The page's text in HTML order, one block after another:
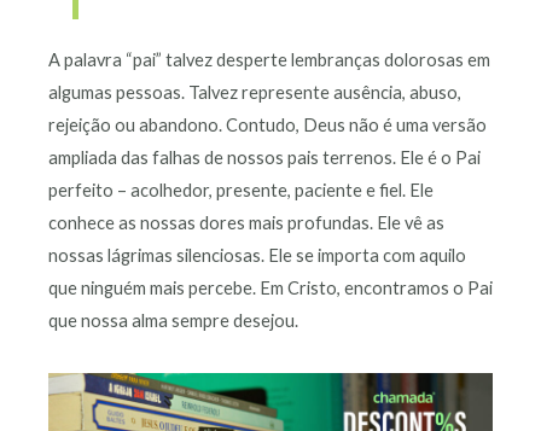
A palavra “pai” talvez desperte lembranças dolorosas em
algumas pessoas. Talvez represente ausência, abuso,
rejeição ou abandono. Contudo, Deus não é uma versão
ampliada das falhas de nossos pais terrenos. Ele é o Pai
perfeito – acolhedor, presente, paciente e fiel. Ele
conhece as nossas dores mais profundas. Ele vê as
nossas lágrimas silenciosas. Ele se importa com aquilo
que ninguém mais percebe. Em Cristo, encontramos o Pai
que nossa alma sempre desejou.